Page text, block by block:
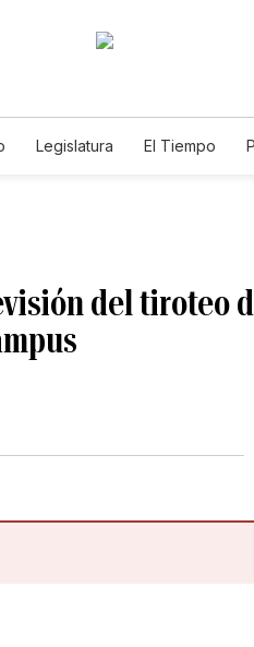
Legislatura El Tiempo
del tiroteo